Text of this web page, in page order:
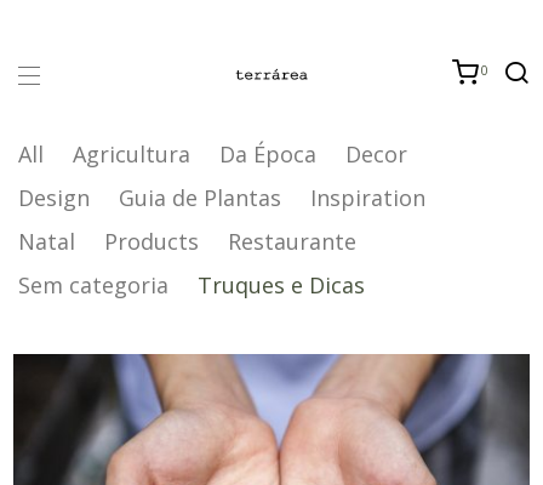
0
All Agricultura Da Época
Decor
Design
Guia de Plantas
Inspiration
Natal
Products
Restaurante
Sem categoria
Truques e Dicas